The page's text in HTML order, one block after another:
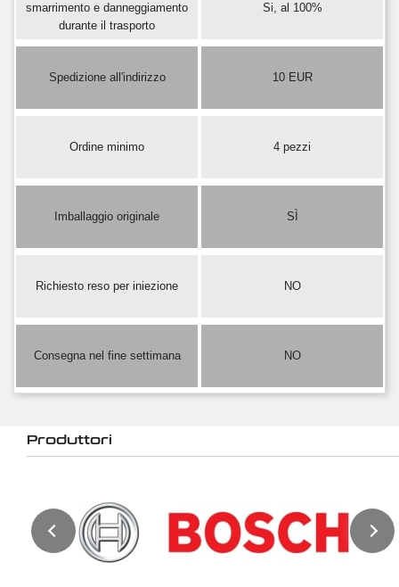
smarrimento e danneggiamento
durante il trasporto
Si, al 100%
Spedizione all'indirizzo 10 EUR
Ordine minimo 4 pezzi
Imballaggio originale SÌ
Richiesto reso per iniezione NO
Consegna nel fine settimana NO
Produttori